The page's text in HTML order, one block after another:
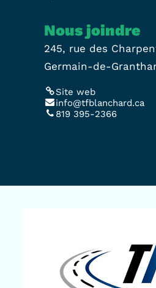
Nous joindre
245, rue des
Germain-de-
Site web
info@tfblanchard.ca
819 395-2366